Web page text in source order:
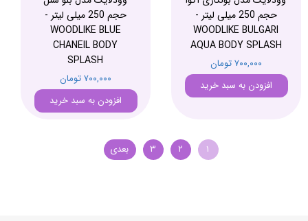
حجم 250 میلی لیتر -
WOODLIKE BULGARI
AQUA BODY SPLASH
۷۰۰,۰۰۰ تومان
افزودن به سبد خرید
حجم 250 میلی لیتر -
WOODLIKE BLUE
CHANEIL BODY
SPLASH
۷۰۰,۰۰۰ تومان
افزودن به سبد خرید
۱ ۲ ۳ بعدی